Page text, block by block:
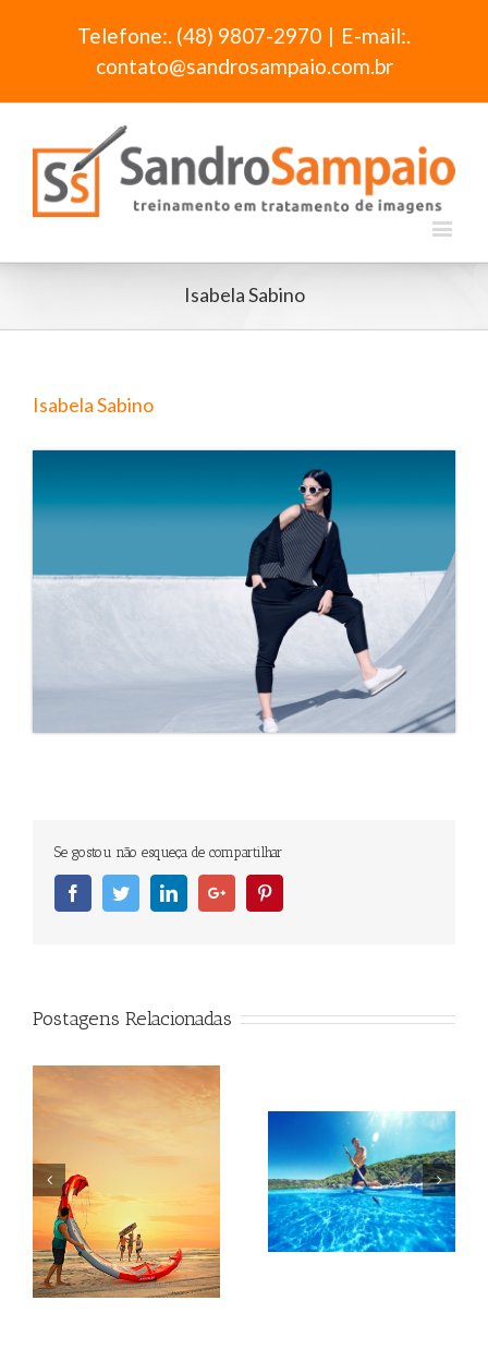
Telefone:. (48) 9807-2970 | E-mail:.
contato@sandrosampaio.com.br
Isabela Sabino
Isabela Sabino
Se gostou não esqueça de compartilhar
FacebookTwitterLinkedinGoogleplus
Postagens Relacionadas
Beagle Beagle